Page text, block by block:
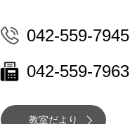
042-559-7945
042-559-7963
教室だより